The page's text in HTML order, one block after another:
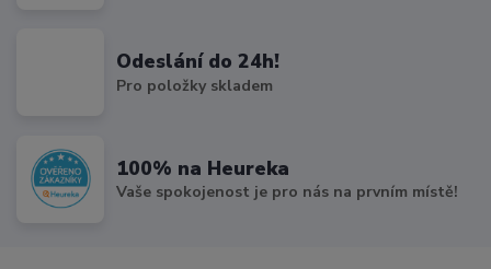
Odeslání do 24h!
Pro položky skladem
100% na Heureka
Vaše spokojenost je pro nás na prvním místě!